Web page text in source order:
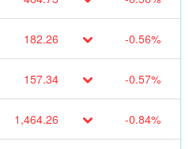
182.26 -0.56%
157.34 -0.57%
1,464.26 -0.84%